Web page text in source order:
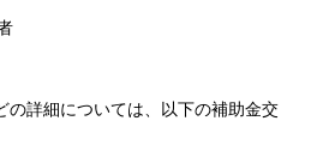
詳細については、以下の補助金交